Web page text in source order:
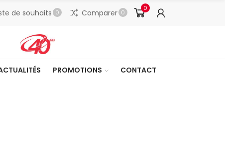
de souhaits 0 Comparer 0
0
PROMOTIONS CONTACT